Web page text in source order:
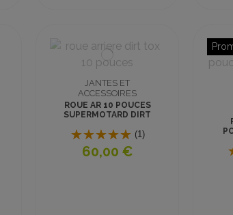
JANTES ET
ACCESSOIRES
ROUE AR 10 POUCES
SUPERMOTARD DIRT
(1)
60,00 €